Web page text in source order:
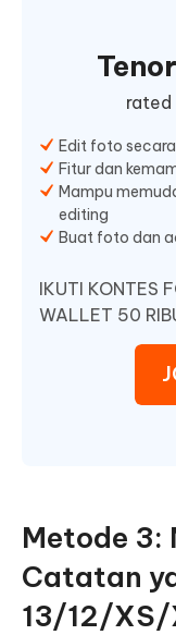
Edit foto
Fitur dan
Mampu
editing
Buat foto dan
IKUTI KONTES
WALLET 50
Metode 3:
Catatan
13/12/XS/